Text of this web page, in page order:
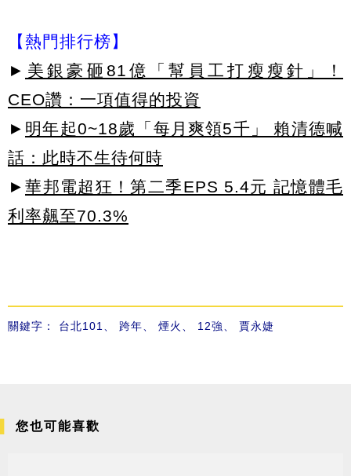
【熱門排行榜】
► 美銀豪砸81億「幫員工打瘦瘦針」！
CEO讚：一項值得的投資
► 明年起0~18歲「每月爽領5千」 賴清德喊
話：此時不生待何時
► 華邦電超狂！第二季EPS 5.4元 記憶體毛
利率飆至70.3%
關鍵字： 台北101 跨年 煙火 12強 賈永婕
您也可能喜歡